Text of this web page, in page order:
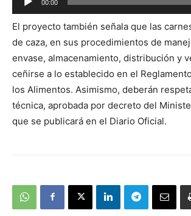
de
audio
00:00
El proyecto también señala que las
de caza, en sus procedimientos de
envase, almacenamiento, distribución y
ceñirse a lo establecido en el
los Alimentos. Asimismo, deberán
técnica, aprobada por decreto del
que se publicará en el Diario Oficial.